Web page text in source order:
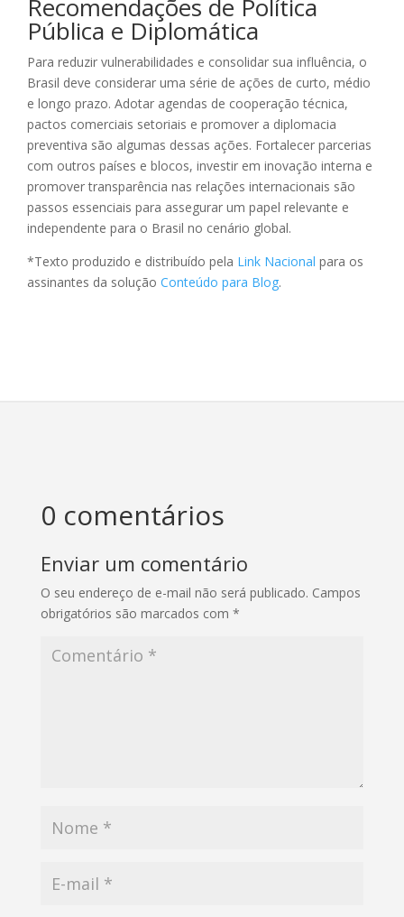
Recomendações de Política
Pública e Diplomática
Para reduzir vulnerabilidades e consolidar sua influência, o
Brasil deve considerar uma série de ações de curto, médio
e longo prazo. Adotar agendas de cooperação técnica,
pactos comerciais setoriais e promover a diplomacia
preventiva são algumas dessas ações. Fortalecer parcerias
com outros países e blocos, investir em inovação interna e
promover transparência nas relações internacionais são
passos essenciais para assegurar um papel relevante e
independente para o Brasil no cenário global.
*Texto produzido e distribuído pela Link Nacional para os
assinantes da solução Conteúdo para Blog.
0 comentários
Enviar um comentário
O seu endereço de e-mail não será publicado. Campos
obrigatórios são marcados com *